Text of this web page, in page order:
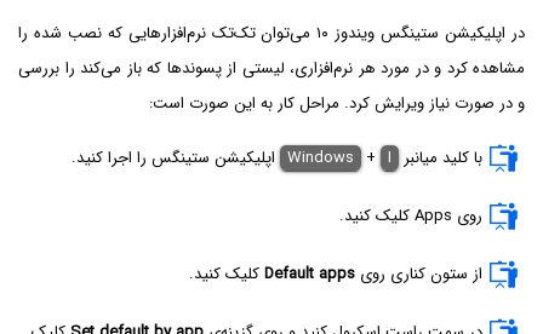
در اپلیکیشن ستینگس ویندوز ۱۰ می‌توان تک‌تک نرم‌افزارهایی که نصب شده را
مشاهده کرد و در مورد هر نرم‌افزاری، لیستی از پسوندها که باز می‌کند را بررسی
و در صورت نیاز ویرایش کرد. مراحل کار به این صورت است:
با کلید میانبر Windows + I اپلیکیشن ستینگس را اجرا کنید.
روی Apps کلیک کنید.
از ستون کناری روی Default appsکلیک کنید.